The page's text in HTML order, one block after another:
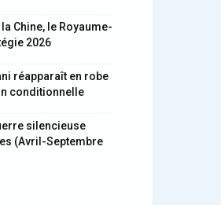
Chine, le Royaume-
2026
réapparaît en robe
conditionnelle
silencieuse
(Avril-Septembre